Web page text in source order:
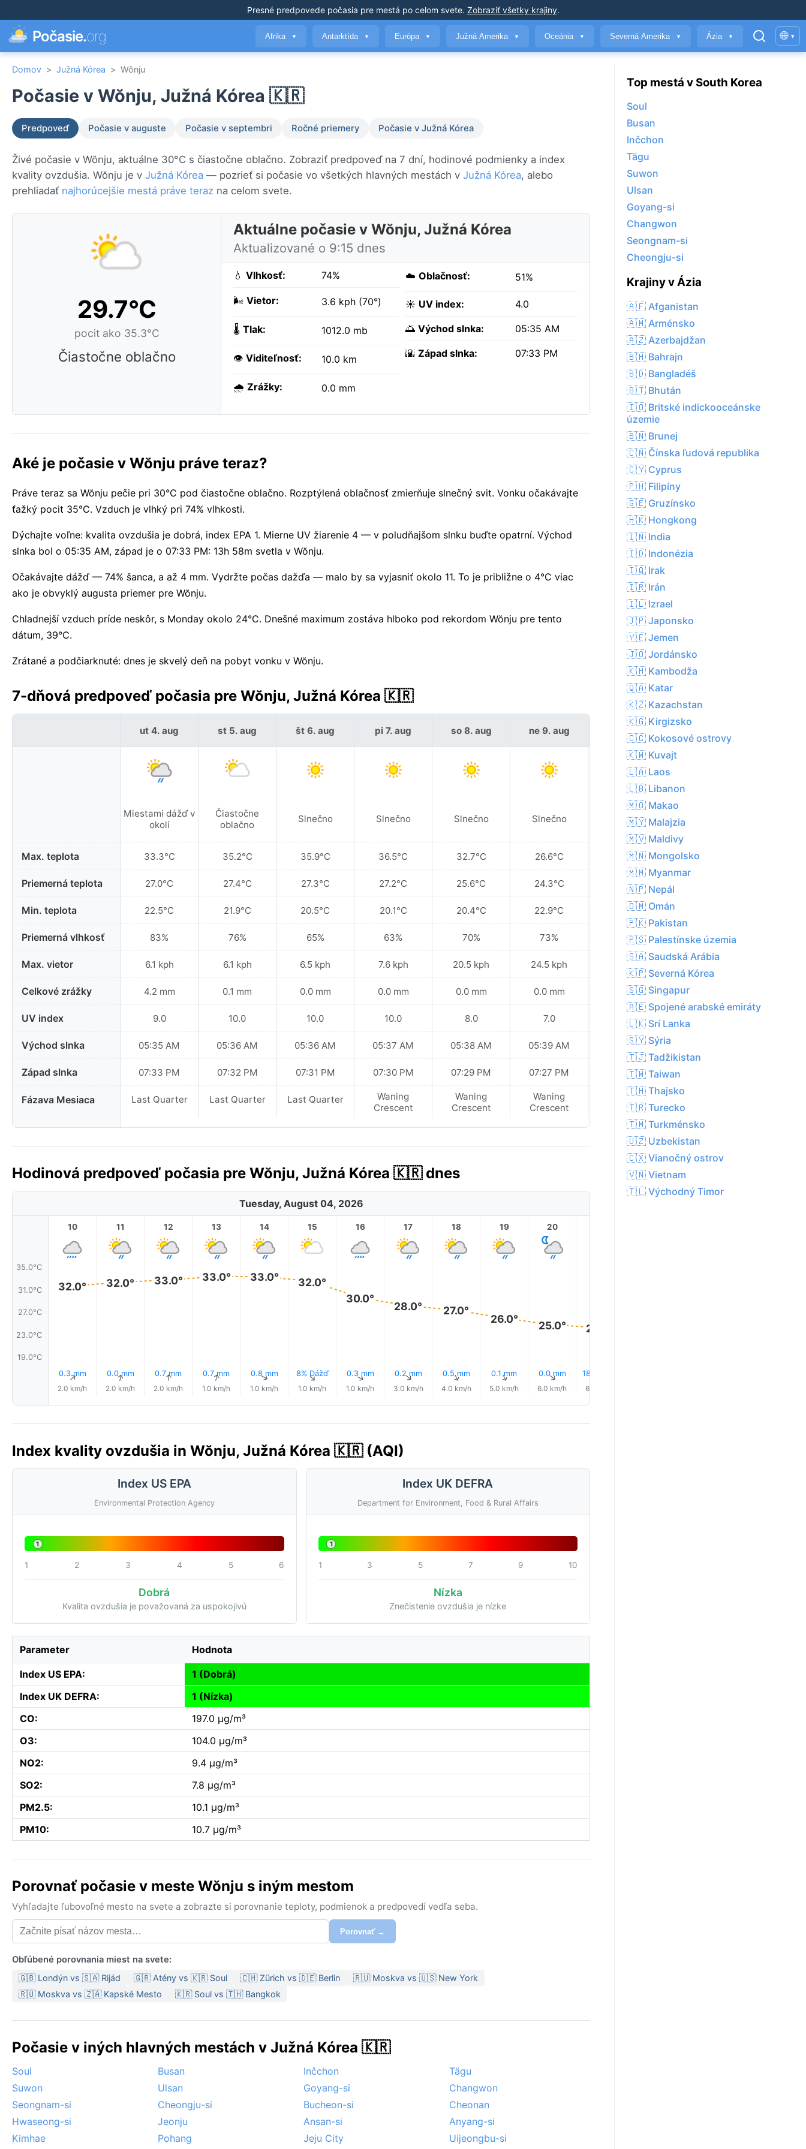
Presné predpovede počasia pre mestá po celom svete. Zobraziť všetky krajiny.
Počasie.org Afrika ▼ Antarktída ▼ Európa ▼ Južná Amerika ▼ Oceánia ▼ Severná Amerika ▼ Ázia ▼ 🌐 ▾
Domov > Južná Kórea > Wŏnju
Počasie v Wŏnju, Južná Kórea 🇰🇷
Predpoveď Počasie v auguste Počasie v septembri Ročné priemery Počasie v Južná Kórea
Živé počasie v Wŏnju, aktuálne 30°C s čiastočne oblačno. Zobraziť predpoveď na 7 dní, hodinové podmienky a index
kvality ovzdušia. Wŏnju je v Južná Kórea — pozrieť si počasie vo všetkých hlavných mestách v Južná Kórea, alebo
prehliadať najhorúcejšie mestá práve teraz na celom svete.
29.7°C
pocit ako 35.3°C
Čiastočne oblačno
Aktuálne počasie v Wŏnju, Južná Kórea
Aktualizované o 9:15 dnes
💧 Vlhkosť: 74%
🌬️ Vietor: 3.6 kph (70°)
🌡️ Tlak: 1012.0 mb
👁️ Viditeľnosť: 10.0 km
🌧️ Zrážky: 0.0 mm
☁️ Oblačnosť: 51%
☀️ UV index: 4.0
🌅 Východ slnka: 05:35 AM
🌇 Západ slnka: 07:33 PM
Aké je počasie v Wŏnju práve teraz?
Práve teraz sa Wŏnju pečie pri 30°C pod čiastočne oblačno. Rozptýlená oblačnosť zmierňuje slnečný svit. Vonku očakávajte
ťažký pocit 35°C. Vzduch je vlhký pri 74% vlhkosti.
Dýchajte voľne: kvalita ovzdušia je dobrá, index EPA 1. Mierne UV žiarenie 4 — v poludňajšom slnku buďte opatrní. Východ
slnka bol o 05:35 AM, západ je o 07:33 PM: 13h 58m svetla v Wŏnju.
Očakávajte dážď — 74% šanca, a až 4 mm. Vydržte počas dažďa — malo by sa vyjasniť okolo 11. To je približne o 4°C viac
ako je obvyklý augusta priemer pre Wŏnju.
Chladnejší vzduch príde neskôr, s Monday okolo 24°C. Dnešné maximum zostáva hlboko pod rekordom Wŏnju pre tento
dátum, 39°C.
Zrátané a podčiarknuté: dnes je skvelý deň na pobyt vonku v Wŏnju.
7-dňová predpoveď počasia pre Wŏnju, Južná Kórea 🇰🇷
Max. teplota
Priemerná teplota
Min. teplota
Priemerná vlhkosť
Max. vietor
Celkové zrážky
UV index
Východ slnka
Západ slnka
Fázava Mesiaca
ut 4. aug
Miestami dážď v
okolí
33.3°C
27.0°C
22.5°C
83%
6.1 kph
4.2 mm
9.0
05:35 AM
07:33 PM
Last Quarter
st 5. aug
Čiastočne
oblačno
35.2°C
27.4°C
21.9°C
76%
6.1 kph
0.1 mm
10.0
05:36 AM
07:32 PM
Last Quarter
št 6. aug
Slnečno
35.9°C
27.3°C
20.5°C
65%
6.5 kph
0.0 mm
10.0
05:36 AM
07:31 PM
Last Quarter
pi 7. aug
Slnečno
36.5°C
27.2°C
20.1°C
63%
7.6 kph
0.0 mm
10.0
05:37 AM
07:30 PM
Waning
Crescent
so 8. aug
Slnečno
32.7°C
25.6°C
20.4°C
70%
20.5 kph
0.0 mm
8.0
05:38 AM
07:29 PM
Waning
Crescent
ne 9. aug
Slnečno
26.6°C
24.3°C
22.9°C
73%
24.5 kph
0.0 mm
7.0
05:39 AM
07:27 PM
Waning
Crescent
Oblačno
24.5°C
23.0°C
22.0°C
79%
28.8 kph
0.9 mm
5.0
05:40 AM
07:26 PM
Hodinová predpoveď počasia pre Wŏnju, Južná Kórea 🇰🇷 dnes
Tuesday, August 04, 2026
35.0°C
31.0°C
27.0°C
23.0°C
19.0°C
10
32.0°
0.3 mm
↑
2.0 km/h
11
32.0°
0.0 mm
↑
2.0 km/h
12
33.0°
0.7 mm
↑
2.0 km/h
13
33.0°
0.7 mm
↑
1.0 km/h
14
33.0°
0.8 mm
↑
1.0 km/h
15
32.0°
8% Dážď
↑
1.0 km/h
16
30.0°
0.3 mm
↑
1.0 km/h
17
28.0°
0.2 mm
↑
3.0 km/h
18
27.0°
0.5 mm
↑
4.0 km/h
19
26.0°
0.1 mm
↑
5.0 km/h
20
25.0°
0.0 mm
↑
6.0 km/h
24.0°
18% Dážď
6.0 km/h
Index kvality ovzdušia in Wŏnju, Južná Kórea 🇰🇷 (AQI)
Index US EPA
Environmental Protection Agency
1
1 2 3 4 5 6
Dobrá
Kvalita ovzdušia je považovaná za uspokojivú
Index UK DEFRA
Department for Environment, Food & Rural Affairs
1
1 3 5 7 9 10
Nízka
Znečistenie ovzdušia je nízke
Parameter Hodnota
Index US EPA:
1 (Dobrá)
Index UK DEFRA:
1 (Nízka)
CO:
197.0 µg/m³
O3:
104.0 µg/m³
NO2:
9.4 µg/m³
SO2:
7.8 µg/m³
PM2.5:
10.1 µg/m³
PM10:
10.7 µg/m³
Porovnať počasie v meste Wŏnju s iným mestom
Vyhľadajte ľubovoľné mesto na svete a zobrazte si porovnanie teploty, podmienok a predpovedí vedľa seba.
Porovnať →
Obľúbené porovnania miest na svete:
🇬🇧 Londýn vs 🇸🇦 Rijád 🇬🇷 Atény vs 🇰🇷 Soul 🇨🇭 Zürich vs 🇩🇪 Berlin
🇷🇺 Moskva vs 🇺🇸 New York
🇷🇺 Moskva vs 🇿🇦 Kapské Mesto
🇰🇷 Soul vs 🇹🇭 Bangkok
Počasie v iných hlavných mestách v Južná Kórea 🇰🇷
Soul Busan Inčchon
Tägu
Suwon
Ulsan Goyang-si
Changwon
Seongnam-si
Cheongju-si Bucheon-si
Cheonan
Hwaseong-si
Jeonju Ansan-si
Anyang-si
Kimhae
Pohang Jeju City Uijeongbu-si
Top mestá v South Korea
Soul
Busan
Inčchon
Tägu
Suwon
Ulsan
Goyang-si
Changwon
Seongnam-si
Cheongju-si
Krajiny v Ázia
🇦🇫 Afganistan
🇦🇲 Arménsko
🇦🇿 Azerbajdžan
🇧🇭 Bahrajn
🇧🇩 Bangladéš
🇧🇹 Bhután
🇮🇴 Britské indickooceánske
územie
🇧🇳 Brunej
🇨🇳 Čínska ľudová republika
🇨🇾 Cyprus
🇵🇭 Filipíny
🇬🇪 Gruzínsko
🇭🇰 Hongkong
🇮🇳 India
🇮🇩 Indonézia
🇮🇶 Irak
🇮🇷 Irán
🇮🇱 Izrael
🇯🇵 Japonsko
🇾🇪 Jemen
🇯🇴 Jordánsko
🇰🇭 Kambodža
🇶🇦 Katar
🇰🇿 Kazachstan
🇰🇬 Kirgizsko
🇨🇨 Kokosové ostrovy
🇰🇼 Kuvajt
🇱🇦 Laos
🇱🇧 Libanon
🇲🇴 Makao
🇲🇾 Malajzia
🇲🇻 Maldivy
🇲🇳 Mongolsko
🇲🇲 Myanmar
🇳🇵 Nepál
🇴🇲 Omán
🇵🇰 Pakistan
🇵🇸 Palestínske územia
🇸🇦 Saudská Arábia
🇰🇵 Severná Kórea
🇸🇬 Singapur
🇦🇪 Spojené arabské emiráty
🇱🇰 Srí Lanka
🇸🇾 Sýria
🇹🇯 Tadžikistan
🇹🇼 Taiwan
🇹🇭 Thajsko
🇹🇷 Turecko
🇹🇲 Turkménsko
🇺🇿 Uzbekistan
🇨🇽 Vianočný ostrov
🇻🇳 Vietnam
🇹🇱 Východný Timor